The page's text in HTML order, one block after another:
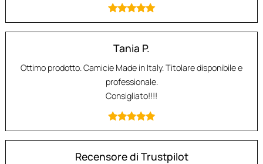
Tania P.
Ottimo prodotto. Camicie Made in Italy. Titolare disponibile e
professionale.
Consigliato!!!!
Recensore di Trustpilot